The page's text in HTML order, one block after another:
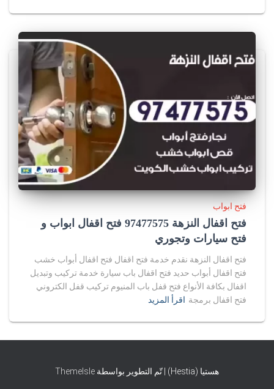
فتح ابواب
فتح اقفال النزهة 97477575 فتح اقفال ابواب و
فتح سيارات وتجوري
فتح اقفال النزهة نقدم خدمة فتح اقفال فتح اقفال أبواب خشب
فتح اقفال أبواب حديد فتح اقفال باب سيارة خدمة تركيب وتبديل
اقفال بكافة الأنواع فتح قفل باب المنيوم تركيب قفل الكتروني
فتح اقفال برمجة اقرأ المزيد
هستيا (Hestia) | تّم التطوير بواسطة ThemeIsle